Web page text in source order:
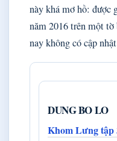
này khá mơ hồ: được
năm 2016 trên một
nay không có cập
DUNG BO LO
Khom Lưng tập